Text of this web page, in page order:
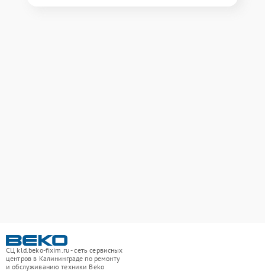
СЦ kld.beko-fixim.ru - сеть сервисных
центров в Калининграде по ремонту
и обслуживанию техники Beko